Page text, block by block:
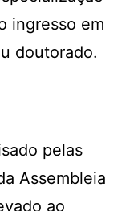
ingresso em
doutorado.
pelas
Assembleia
ao